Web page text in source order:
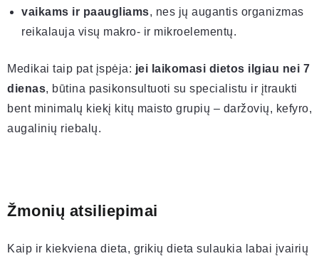
vaikams ir paaugliams, nes jų augantis organizmas
reikalauja visų makro- ir mikroelementų.
Medikai taip pat įspėja: jei laikomasi dietos ilgiau nei 7
dienas, būtina pasikonsultuoti su specialistu ir įtraukti
bent minimalų kiekį kitų maisto grupių – daržovių, kefyro,
augalinių riebalų.
Žmonių atsiliepimai
Kaip ir kiekviena dieta, grikių dieta sulaukia labai įvairių